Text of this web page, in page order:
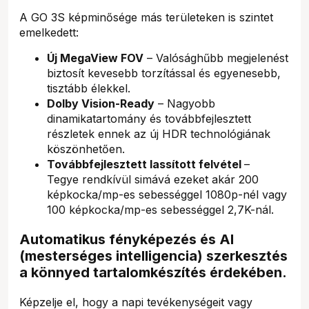
A GO 3S képminősége más területeken is szintet
emelkedett:
Új MegaView FOV – Valósághűbb megjelenést
biztosít kevesebb torzítással és egyenesebb,
tisztább élekkel.
Dolby Vision-Ready – Nagyobb
dinamikatartomány és továbbfejlesztett
részletek ennek az új HDR technológiának
köszönhetően.
Továbbfejlesztett lassított felvétel –
Tegye rendkívül simává ezeket akár 200
képkocka/mp-es sebességgel 1080p-nél vagy
100 képkocka/mp-es sebességgel 2,7K-nál.
Automatikus fényképezés és AI
(mesterséges intelligencia) szerkesztés
a könnyed tartalomkészítés érdekében.
Képzelje el, hogy a napi tevékenységeit vagy